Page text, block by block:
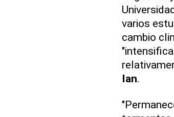
varios
cambio
Ian.